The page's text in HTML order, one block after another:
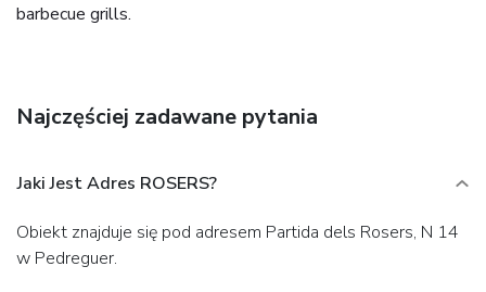
barbecue grills.
Najczęściej zadawane pytania
Jaki Jest Adres ROSERS?
Obiekt znajduje się pod adresem Partida dels Rosers, N 14
w Pedreguer.